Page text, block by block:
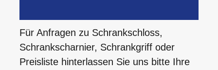
Für Anfragen zu Schrankschloss,
Schrankscharnier, Schrankgriff oder
Preisliste hinterlassen Sie uns bitte Ihre